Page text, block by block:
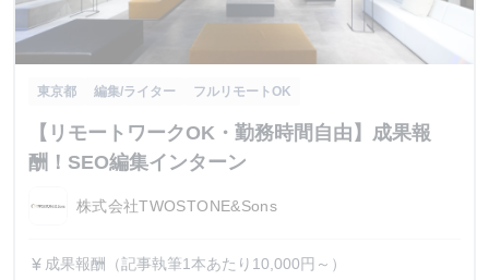
東京都 編集/ライター フルリモートOK
【リモートワークOK・勤務時間自由】成果報
酬！SEO編集インターン
株式会社TWOSTONE&Sons
currency_yen 成果報酬（記事執筆1本あたり10,000円～）